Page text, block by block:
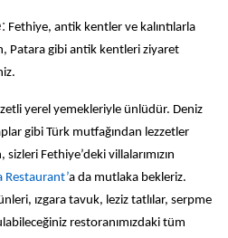
Fethiye, antik kentler ve kalıntılarla
Patara gibi antik kentleri ziyaret
yerel yemekleriyle ünlüdür. Deniz
gibi Türk mutfağından lezzetler
Fethiye’deki villalarımızın
Restaurant’a da mutlaka bekleriz.
ızgara tavuk, leziz tatlılar, serpme
restoranımızdaki tüm